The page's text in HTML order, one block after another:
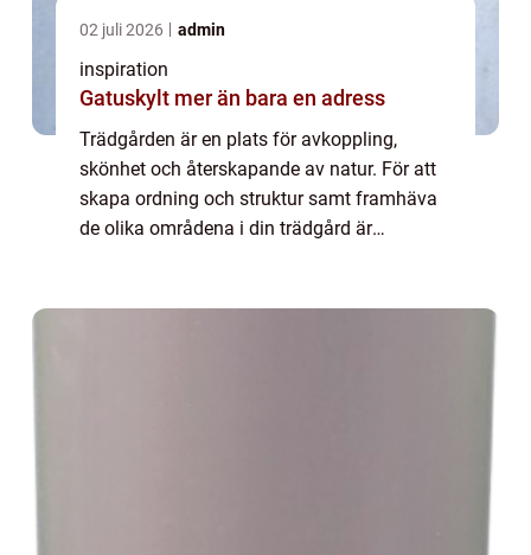
02 juli 2026 admin
inspiration
Gatuskylt mer än bara en adress
Trädgården är en plats för avkoppling,
skönhet och återskapande av natur. För att
skapa ordning och struktur samt framhäva
de olika områdena i din trädgård är